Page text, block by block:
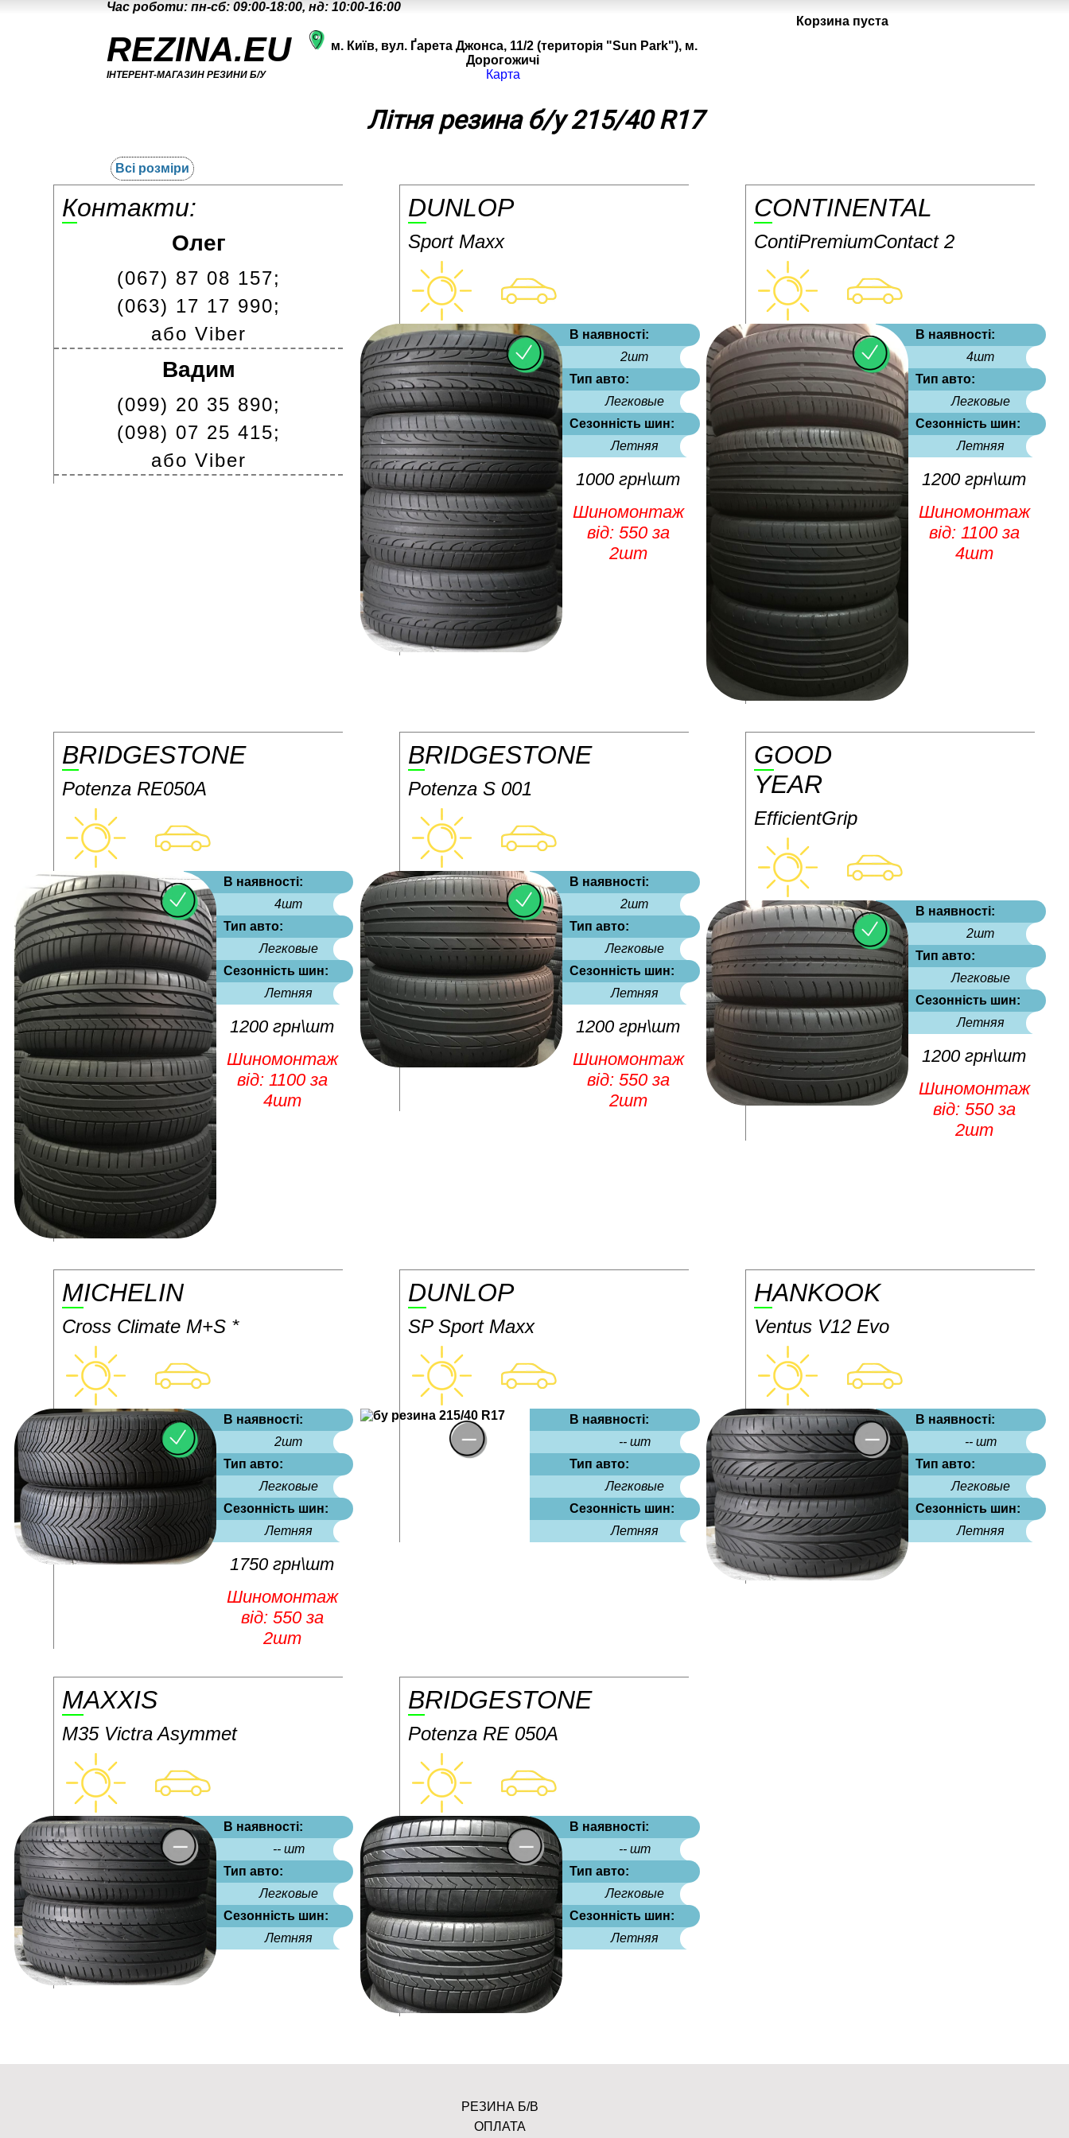
Час роботи: пн-сб: 09:00-18:00, нд: 10:00-16:00
REZINA.EU
ІНТЕРЕНТ-МАГАЗИН РЕЗИНИ Б/У
м. Київ, вул. Ґарета Джонса, 11/2 (територія "Sun Park"), м.
Дорогожичі
Карта
Корзина пуста
Літня резина б/у 215/40 R17
Всі розміри
Контакти:
Олег
(067) 87 08 157;
(063) 17 17 990;
або Viber
Вадим
(099) 20 35 890;
(098) 07 25 415;
або Viber
DUNLOP
Sport Maxx
В наявності:
2шт
Тип авто:
Легковые
Сезонність шин:
Летняя
1000 грн\шт
Шиномонтаж
від: 550 за
2шт
CONTINENTAL
ContiPremiumContact 2
В наявності:
4шт
Тип авто:
Легковые
Сезонність шин:
Летняя
1200 грн\шт
Шиномонтаж
від: 1100 за
4шт
BRIDGESTONE
Potenza RE050A
В наявності:
4шт
Тип авто:
Легковые
Сезонність шин:
Летняя
1200 грн\шт
Шиномонтаж
від: 1100 за
4шт
BRIDGESTONE
Potenza S 001
В наявності:
2шт
Тип авто:
Легковые
Сезонність шин:
Летняя
1200 грн\шт
Шиномонтаж
від: 550 за
2шт
GOOD
YEAR
EfficientGrip
В наявності:
2шт
Тип авто:
Легковые
Сезонність шин:
Летняя
1200 грн\шт
Шиномонтаж
від: 550 за
2шт
MICHELIN
Cross Climate M+S *
В наявності:
2шт
Тип авто:
Легковые
Сезонність шин:
Летняя
1750 грн\шт
Шиномонтаж
від: 550 за
2шт
DUNLOP
SP Sport Maxx
В наявності:
-- шт
Тип авто:
Легковые
Сезонність шин:
Летняя
HANKOOK
Ventus V12 Evo
В наявності:
-- шт
Тип авто:
Легковые
Сезонність шин:
Летняя
MAXXIS
M35 Victra Asymmet
В наявності:
-- шт
Тип авто:
Легковые
Сезонність шин:
Летняя
BRIDGESTONE
Potenza RE 050A
В наявності:
-- шт
Тип авто:
Легковые
Сезонність шин:
Летняя
РЕЗИНА Б/В
ОПЛАТА